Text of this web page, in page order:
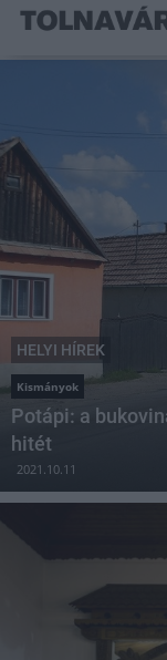
HELYI HÍREK
Kismányok
Potápi: a
hitét
2021.10.11